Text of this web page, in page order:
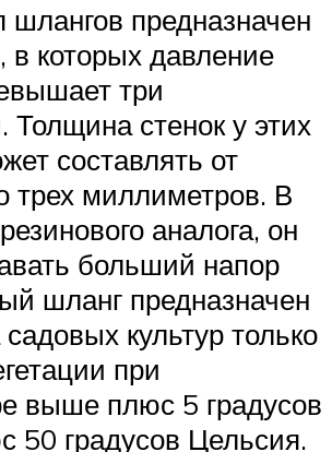
предназначен
в которых давление
три
стенок у этих
составлять от
трех миллиметров. В
аналога, он
больший напор
шланг предназначен
культур только
при
выше плюс 5 градусов
50 градусов Цельсия.